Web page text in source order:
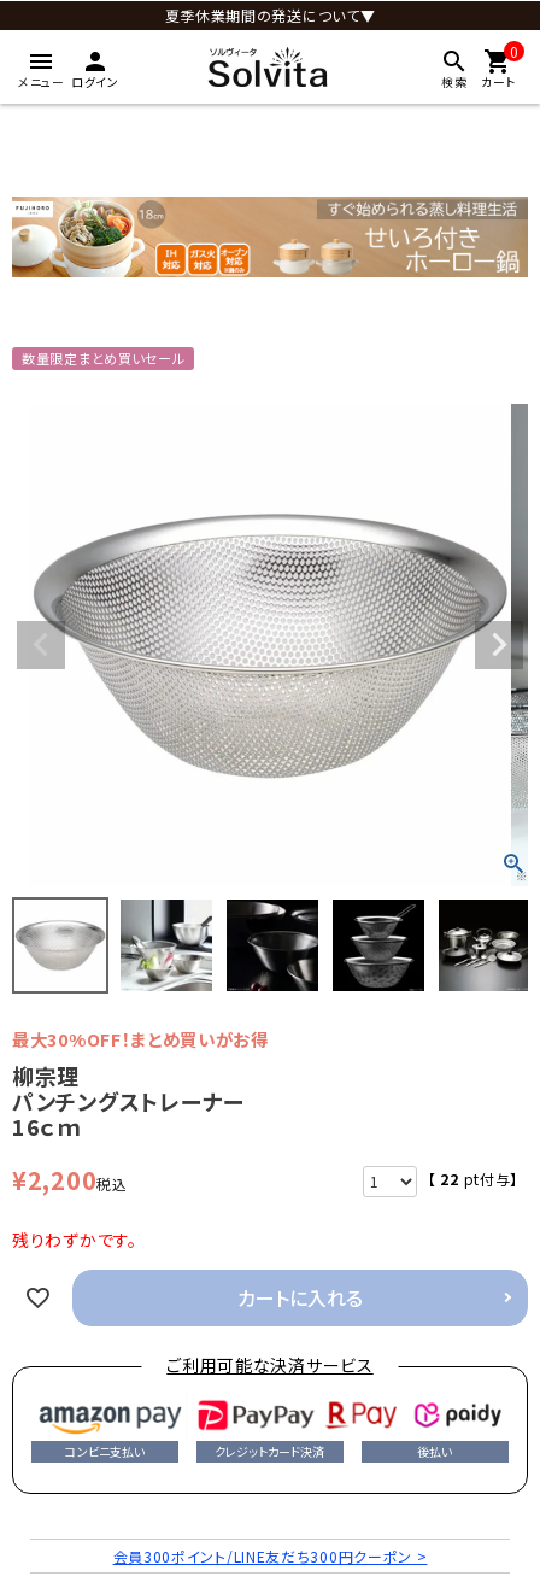
夏季休業期間の発送について▼
menu
メニュー
person
ログイン
search
検索
0
shopping_cart
カート
数量限定まとめ買いセール
最大30%OFF！まとめ買いがお得
柳宗理
パンチングストレーナー
16ｃｍ
¥2,200税込 【 22 pt付与】
残りわずかです。
カートに入れる
ご利用可能な決済サービス
コンビニ支払い クレジットカード決済 後払い
会員300ポイント/LINE友だち300円クーポン >